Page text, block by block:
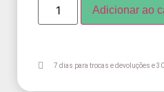
Adicionar ao
7 dias para trocas e devoluções e